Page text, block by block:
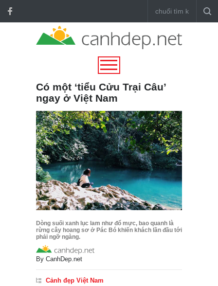
Có một ‘tiểu Cửu Trại Câu’
ngay ở Việt Nam
Dòng suối xanh lục lam như đổ mực, bao quanh là
rừng cây hoang sơ ở Pác Bó khiến khách lần đầu tới
phải ngỡ ngàng.
By CanhDep.net
Cảnh đẹp Việt Nam